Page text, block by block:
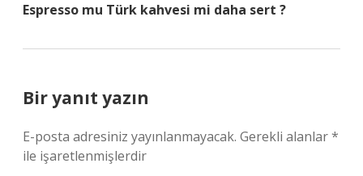
Espresso mu Türk kahvesi mi daha sert ?
Bir yanıt yazın
E-posta adresiniz yayınlanmayacak. Gerekli alanlar*
ile işaretlenmişlerdir